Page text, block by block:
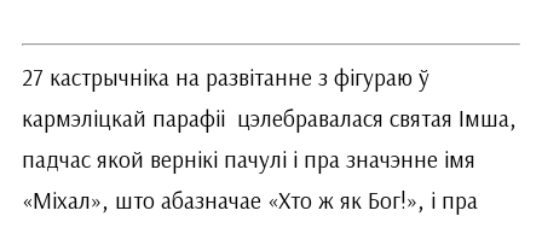
27 кастрычніка на развітанне з фігураю ў
кармэліцкай парафіі цэлебравалася святая Імша,
падчас якой вернікі пачулі і пра значэнне імя
«Міхал», што абазначае «Хто ж як Бог!», і пра